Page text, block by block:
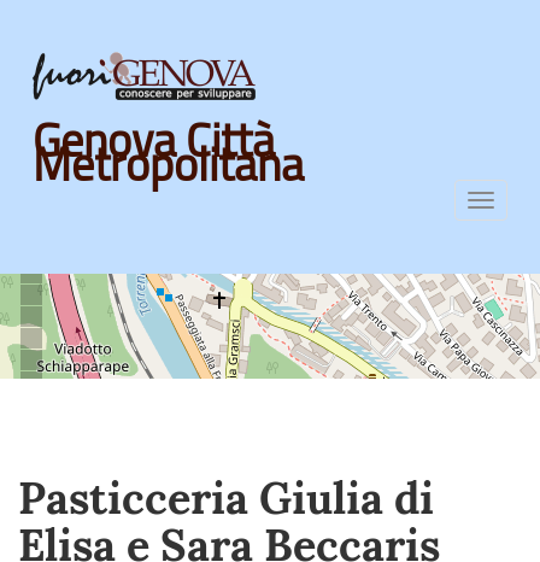
Skip
main
content
Genova Città
Metropolitana
Pasticceria Giulia di
Elisa e Sara Beccaris